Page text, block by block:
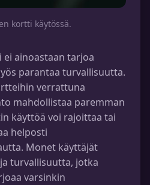
kortti käytössä.
ainoastaan tarjoa
parantaa turvallisuutta.
verrattuna
mahdollistaa paremman
käyttöä voi rajoittaa tai
helposti
Monet käyttäjät
turvallisuutta, jotka
varsinkin